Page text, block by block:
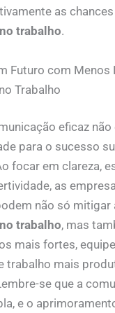
as
trabalho.
Futuro com Menos
Trabalho
eficaz não
para o sucesso
focar em clareza,
as
não só
trabalho, mas
mais fortes,
trabalho mais
se que a
e o